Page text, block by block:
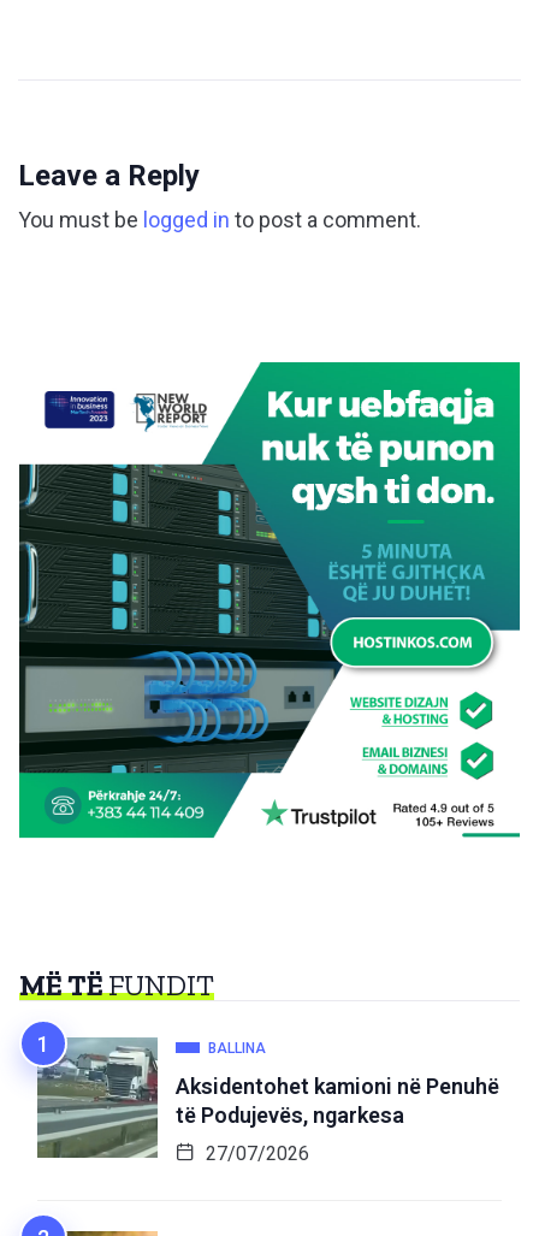
Leave a Reply
You must be logged in to post a comment.
MË TËFUNDIT
BALLINA
Aksidentohet kamioni në Penuhë
të Podujevës, ngarkesa
27/07/2026